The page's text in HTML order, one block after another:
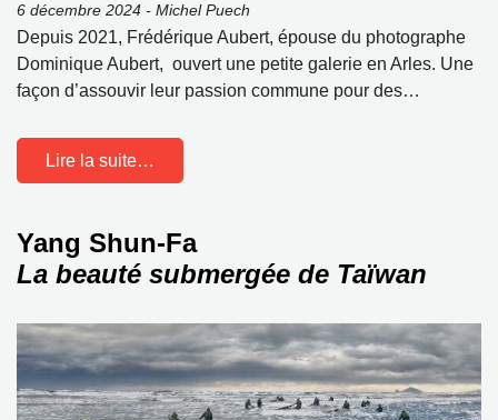
6 décembre 2024 - Michel Puech
Depuis 2021, Frédérique Aubert, épouse du photographe
Dominique Aubert, ouvert une petite galerie en Arles. Une
façon d’assouvir leur passion commune pour des…
Lire la suite…
Yang Shun-Fa
La beauté submergée de Taïwan